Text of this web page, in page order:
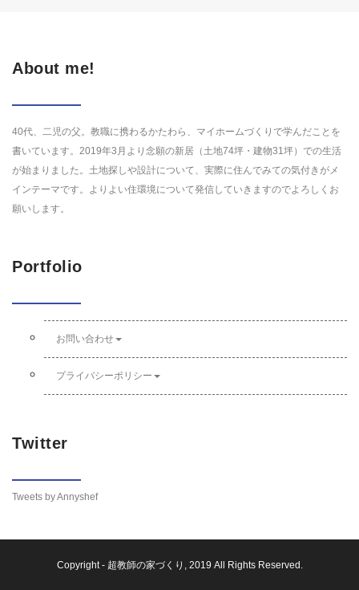
About me!
40代、二児の父。教職に携わるかたわら、マイホームづくりで学んだことを
書いています。2019年3月より念願の新居（土地74坪・建物31坪）での生活
が始まりました。土地探しや設計について、実際に住んでみての気付きがメ
インテーマです。よりよい住環境について発信していきますのでよろしくお
願いします。
Portfolio
お問い合わせ
プライバシーポリシー
Twitter
Tweets by Annyshef
Copyright - 超教師の家づくり , 2019 All Rights Reserved.